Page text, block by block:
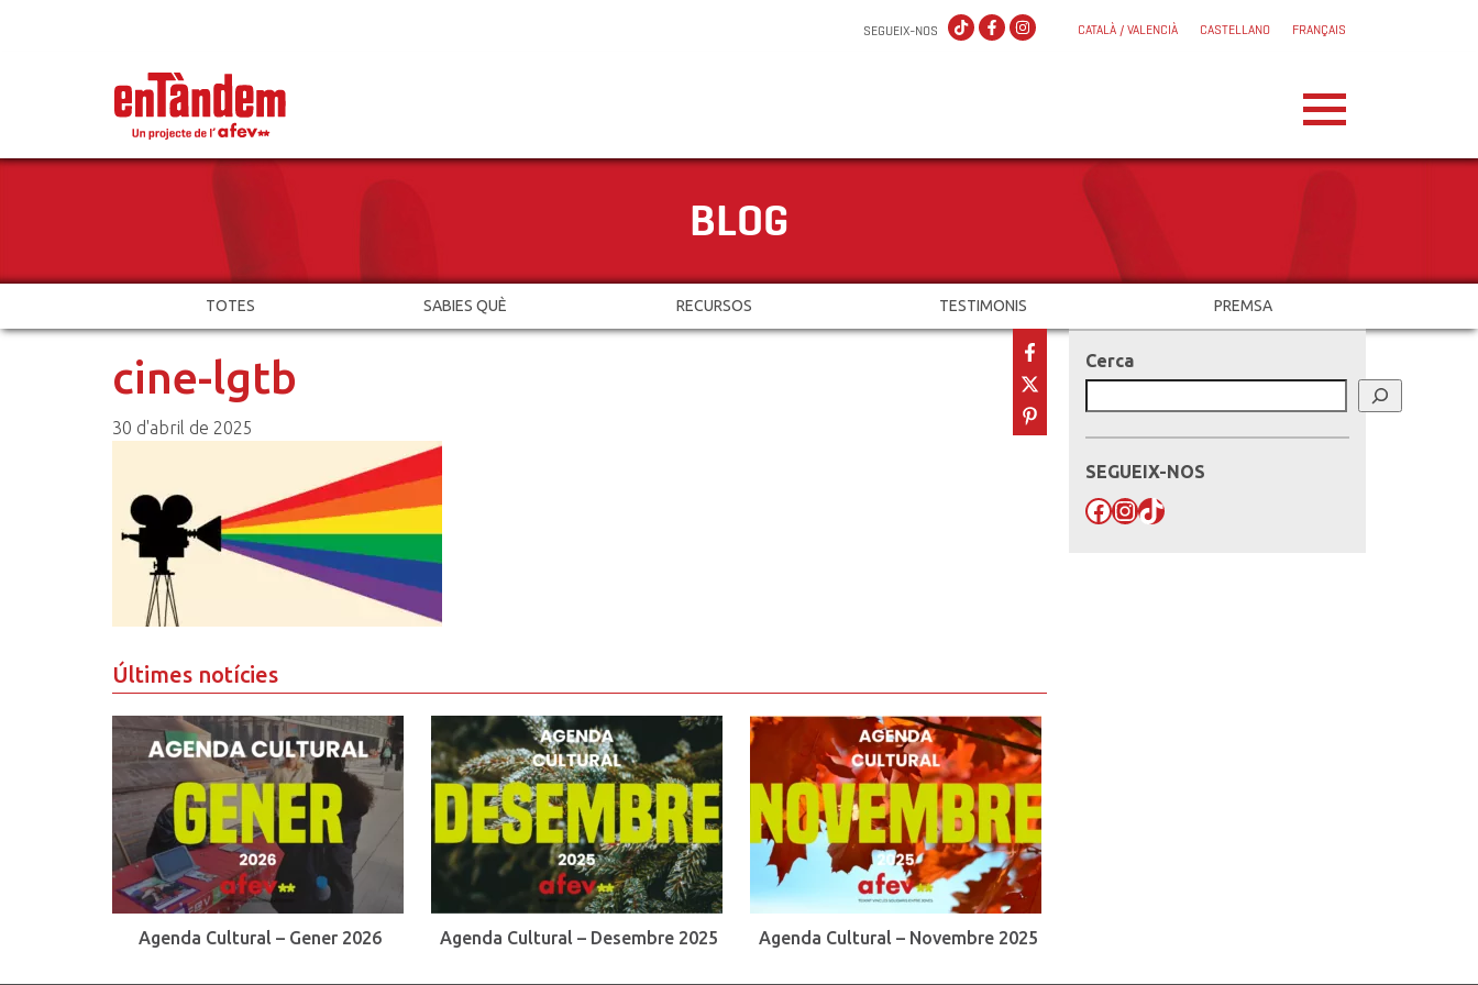
CATALÀ / VALENCIÀ CASTELLANO FRANÇAIS
SEGUEIX-NOS
BLOG
TOTES SABIES QUÈ RECURSOS TESTIMONIS PREMSA
cine-lgtb
30 d'abril de 2025
Últimes notícies
Agenda Cultural – Gener 2026 Agenda Cultural – Desembre 2025 Agenda Cultural – Novembre 2025
Cerca
SEGUEIX-NOS
Facebook
Instagram
TikTok